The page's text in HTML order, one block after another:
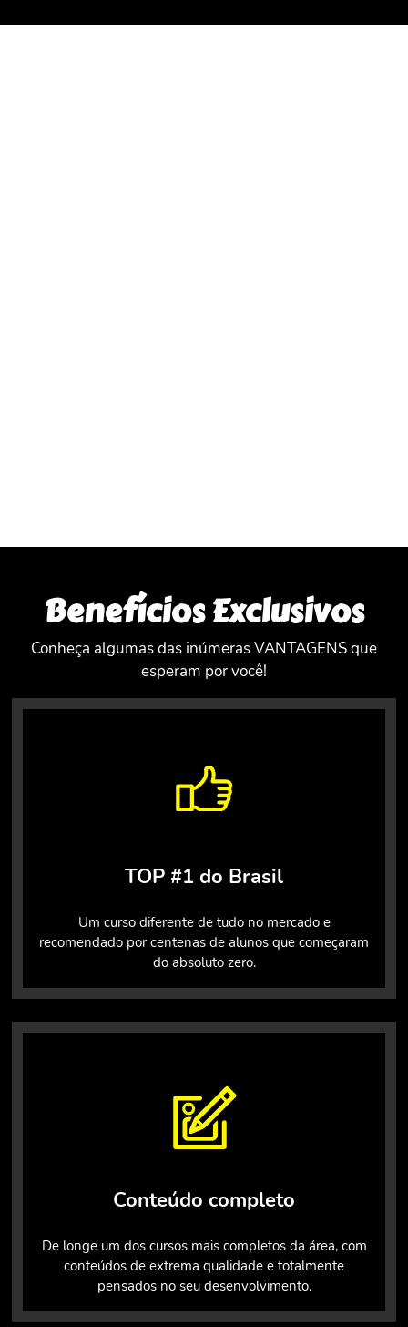
Benefícios Exclusivos
Conheça algumas das inúmeras VANTAGENS que
esperam por você!
TOP #1 do Brasil
Um curso diferente de tudo no mercado e
recomendado por centenas de alunos que começaram
do absoluto zero.
Conteúdo completo
De longe um dos cursos mais completos da área, com
conteúdos de extrema qualidade e totalmente
pensados no seu desenvolvimento.